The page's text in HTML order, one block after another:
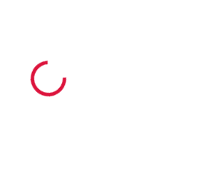
brýle